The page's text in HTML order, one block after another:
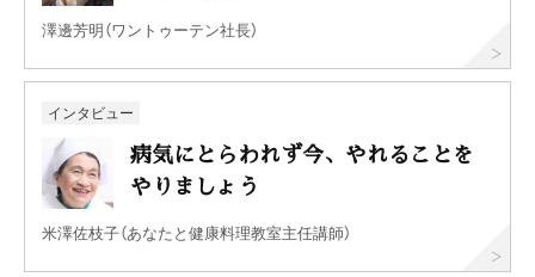
澤邊芳明（ワントゥーテン社長）
インタビュー
病気にとらわれず今、やれることを
やりましょう
米澤佐枝子（あなたと健康料理教室主任講師）